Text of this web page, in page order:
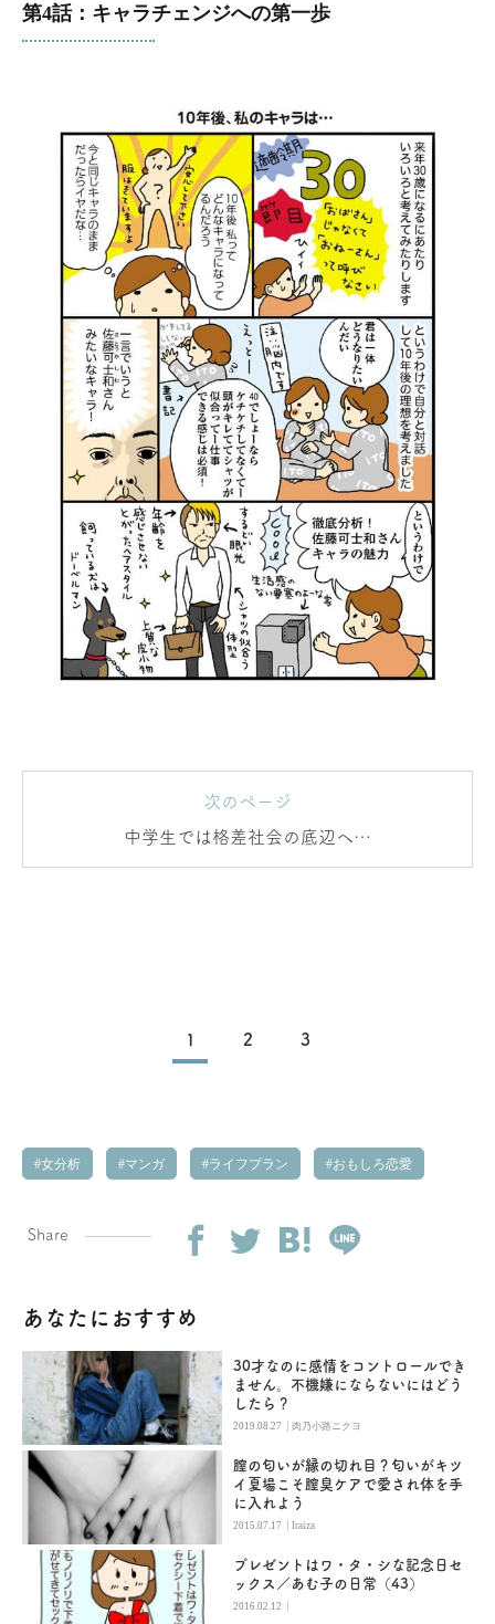
第4話：キャラチェンジへの第一歩
次のページ
中学生では格差社会の底辺へ…
1 2 3
女分析 マンガ ライフプラン おもしろ恋愛
Share
あなたにおすすめ
30才なのに感情をコントロールでき
ません。不機嫌にならないにはどう
したら？
2019.08.27 |肉乃小路ニクヨ
膣の匂いが縁の切れ目？匂いがキツ
イ夏場こそ膣臭ケアで愛され体を手
に入れよう
2015.07.17 |Iraiza
プレゼントはワ・タ・シな記念日セ
ックス／あむ子の日常（43）
2016.02.12 |